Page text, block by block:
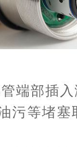
部插入
污等堵